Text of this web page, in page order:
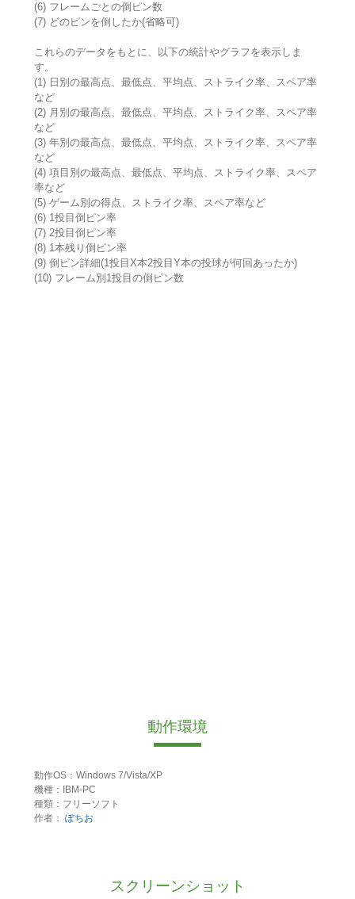
(6) フレームごとの倒ピン数
(7) どのピンを倒したか(省略可)
これらのデータをもとに、以下の統計やグラフを表示しま
す。
(1) 日別の最高点、最低点、平均点、ストライク率、スペア率
など
(2) 月別の最高点、最低点、平均点、ストライク率、スペア率
など
(3) 年別の最高点、最低点、平均点、ストライク率、スペア率
など
(4) 項目別の最高点、最低点、平均点、ストライク率、スペア
率など
(5) ゲーム別の得点、ストライク率、スペア率など
(6) 1投目倒ピン率
(7) 2投目倒ピン率
(8) 1本残り倒ピン率
(9) 倒ピン詳細(1投目X本2投目Y本の投球が何回あったか)
(10) フレーム別1投目の倒ピン数
動作環境
動作OS：Windows 7/Vista/XP
機種：IBM-PC
種類：フリーソフト
作者： ぽちお
スクリーンショット